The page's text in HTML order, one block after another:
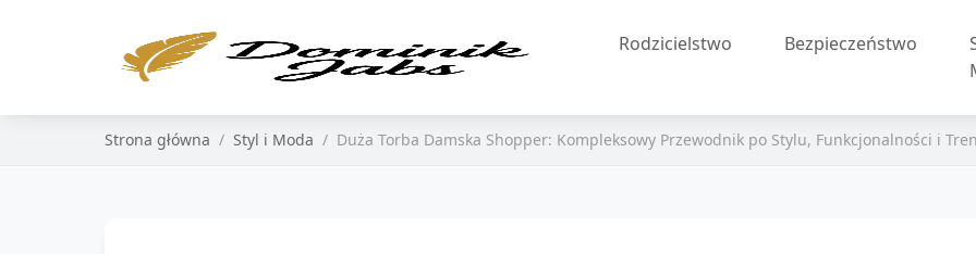
Rodzicielstwo Bezpieczeństwo
Strona główna Styl i Moda Duża Torba Damska Shopper: Kompleksowy Przewodnik po Stylu, Funkcjonalności i